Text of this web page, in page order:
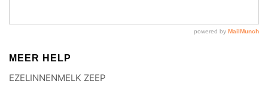
MEER HELP
EZELINNENMELK ZEEP